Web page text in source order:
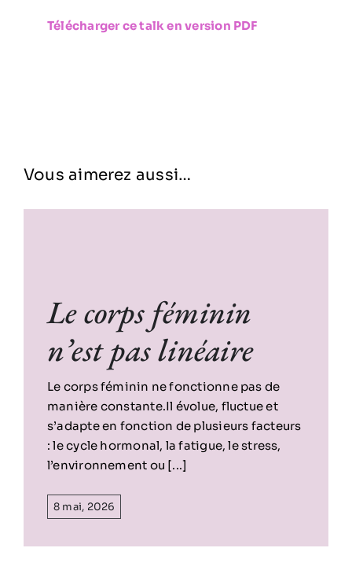
Télécharger ce talk en version PDF
Vous aimerez aussi…
Le corps féminin
n’est pas linéaire
Le corps féminin ne fonctionne pas de
manière constante.Il évolue, fluctue et
s’adapte en fonction de plusieurs facteurs
: le cycle hormonal, la fatigue, le stress,
l’environnement ou [...]
8 mai, 2026